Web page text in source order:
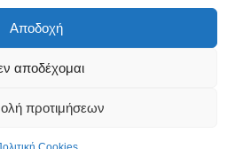
Αποδοχή
αποδέχομαι
προτιμήσεων
822